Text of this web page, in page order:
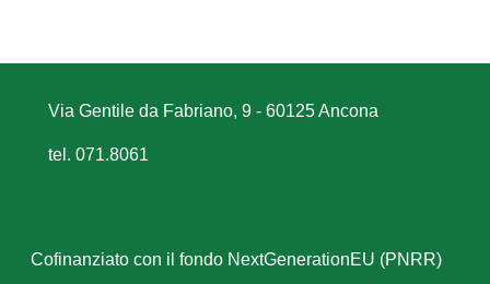
Via Gentile da Fabriano, 9 - 60125 Ancona
tel. 071.8061
Cofinanziato con il fondo NextGenerationEU (PNRR)